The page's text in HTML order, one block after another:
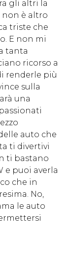
gli altri la
non è altro
triste che
E non mi
tanta
ricorso a
renderle più
sulla
una
auto che
ti divertivi
ti bastano
e puoi averla
che in
No,
le auto